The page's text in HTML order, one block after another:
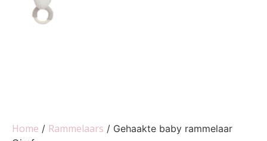
Home / Rammelaars / Gehaakte baby rammelaar